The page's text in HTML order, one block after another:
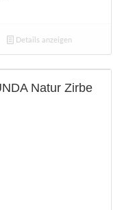
Details anzeigen
Natur Zirbe